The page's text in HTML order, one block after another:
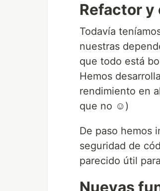
Refactor
Todavía
nuestras
que todo está
Hemos
rendimiento en
que no ☺️)
De paso hemos
seguridad de
parecido útil
Nuevas